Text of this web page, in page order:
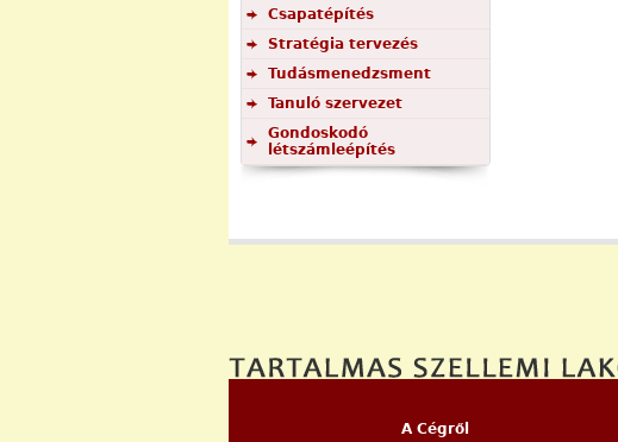
Csapatépítés
Stratégia tervezés
Tudásmenedzsment
Tanuló szervezet
Gondoskodó
létszámleépítés
A Cégről